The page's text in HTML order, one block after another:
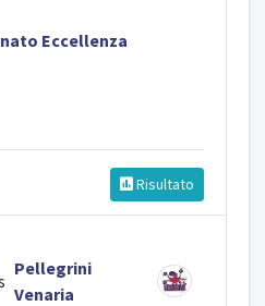
Eccellenza
Risultato
Pellegrini
Venaria